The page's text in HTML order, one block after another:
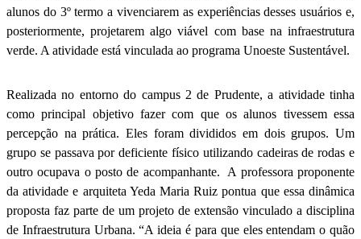
alunos do 3º termo a vivenciarem as experiências desses usuários e,
posteriormente, projetarem algo viável com base na infraestrutura
verde. A atividade está vinculada ao programa Unoeste Sustentável.
Realizada no entorno do campus 2 de Prudente, a atividade tinha
como principal objetivo fazer com que os alunos tivessem essa
percepção na prática. Eles foram divididos em dois grupos. Um
grupo se passava por deficiente físico utilizando cadeiras de rodas e
outro ocupava o posto de acompanhante. A professora proponente
da atividade e arquiteta Yeda Maria Ruiz pontua que essa dinâmica
proposta faz parte de um projeto de extensão vinculado a disciplina
de Infraestrutura Urbana. “A ideia é para que eles entendam o quão